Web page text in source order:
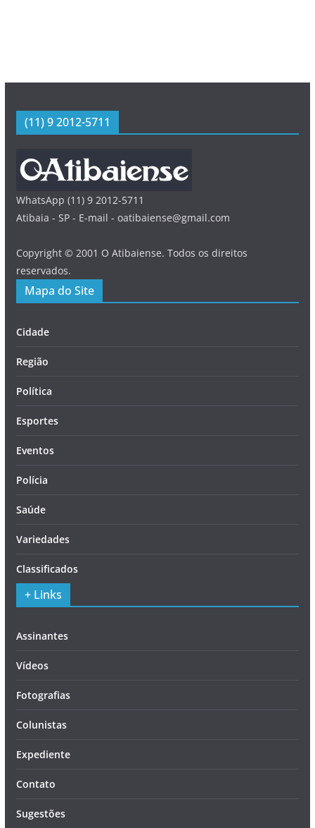
(11) 9 2012-5711
WhatsApp (11) 9 2012-5711
Atibaia - SP - E-mail - oatibaiense@gmail.com
Copyright © 2001 O Atibaiense. Todos os direitos
reservados.
Mapa do Site
Cidade
Região
Política
Esportes
Eventos
Polícia
Saúde
Variedades
Classificados
+ Links
Assinantes
Vídeos
Fotografias
Colunistas
Expediente
Contato
Sugestões